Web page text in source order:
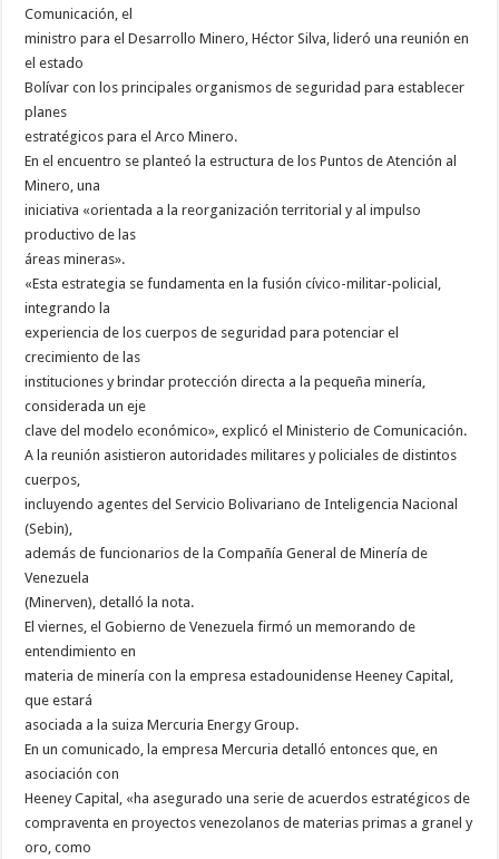
Comunicación, el
ministro para el Desarrollo Minero, Héctor Silva, lideró una reunión en
el estado
Bolívar con los principales organismos de seguridad para establecer
planes
estratégicos para el Arco Minero.
En el encuentro se planteó la estructura de los Puntos de Atención al
Minero, una
iniciativa «orientada a la reorganización territorial y al impulso
productivo de las
áreas mineras».
«Esta estrategia se fundamenta en la fusión cívico-militar-policial,
integrando la
experiencia de los cuerpos de seguridad para potenciar el
crecimiento de las
instituciones y brindar protección directa a la pequeña minería,
considerada un eje
clave del modelo económico», explicó el Ministerio de Comunicación.
A la reunión asistieron autoridades militares y policiales de distintos
cuerpos,
incluyendo agentes del Servicio Bolivariano de Inteligencia Nacional
(Sebin),
además de funcionarios de la Compañía General de Minería de
Venezuela
(Minerven), detalló la nota.
El viernes, el Gobierno de Venezuela firmó un memorando de
entendimiento en
materia de minería con la empresa estadounidense Heeney Capital,
que estará
asociada a la suiza Mercuria Energy Group.
En un comunicado, la empresa Mercuria detalló entonces que, en
asociación con
Heeney Capital, «ha asegurado una serie de acuerdos estratégicos de
compraventa en proyectos venezolanos de materias primas a granel y
oro, como